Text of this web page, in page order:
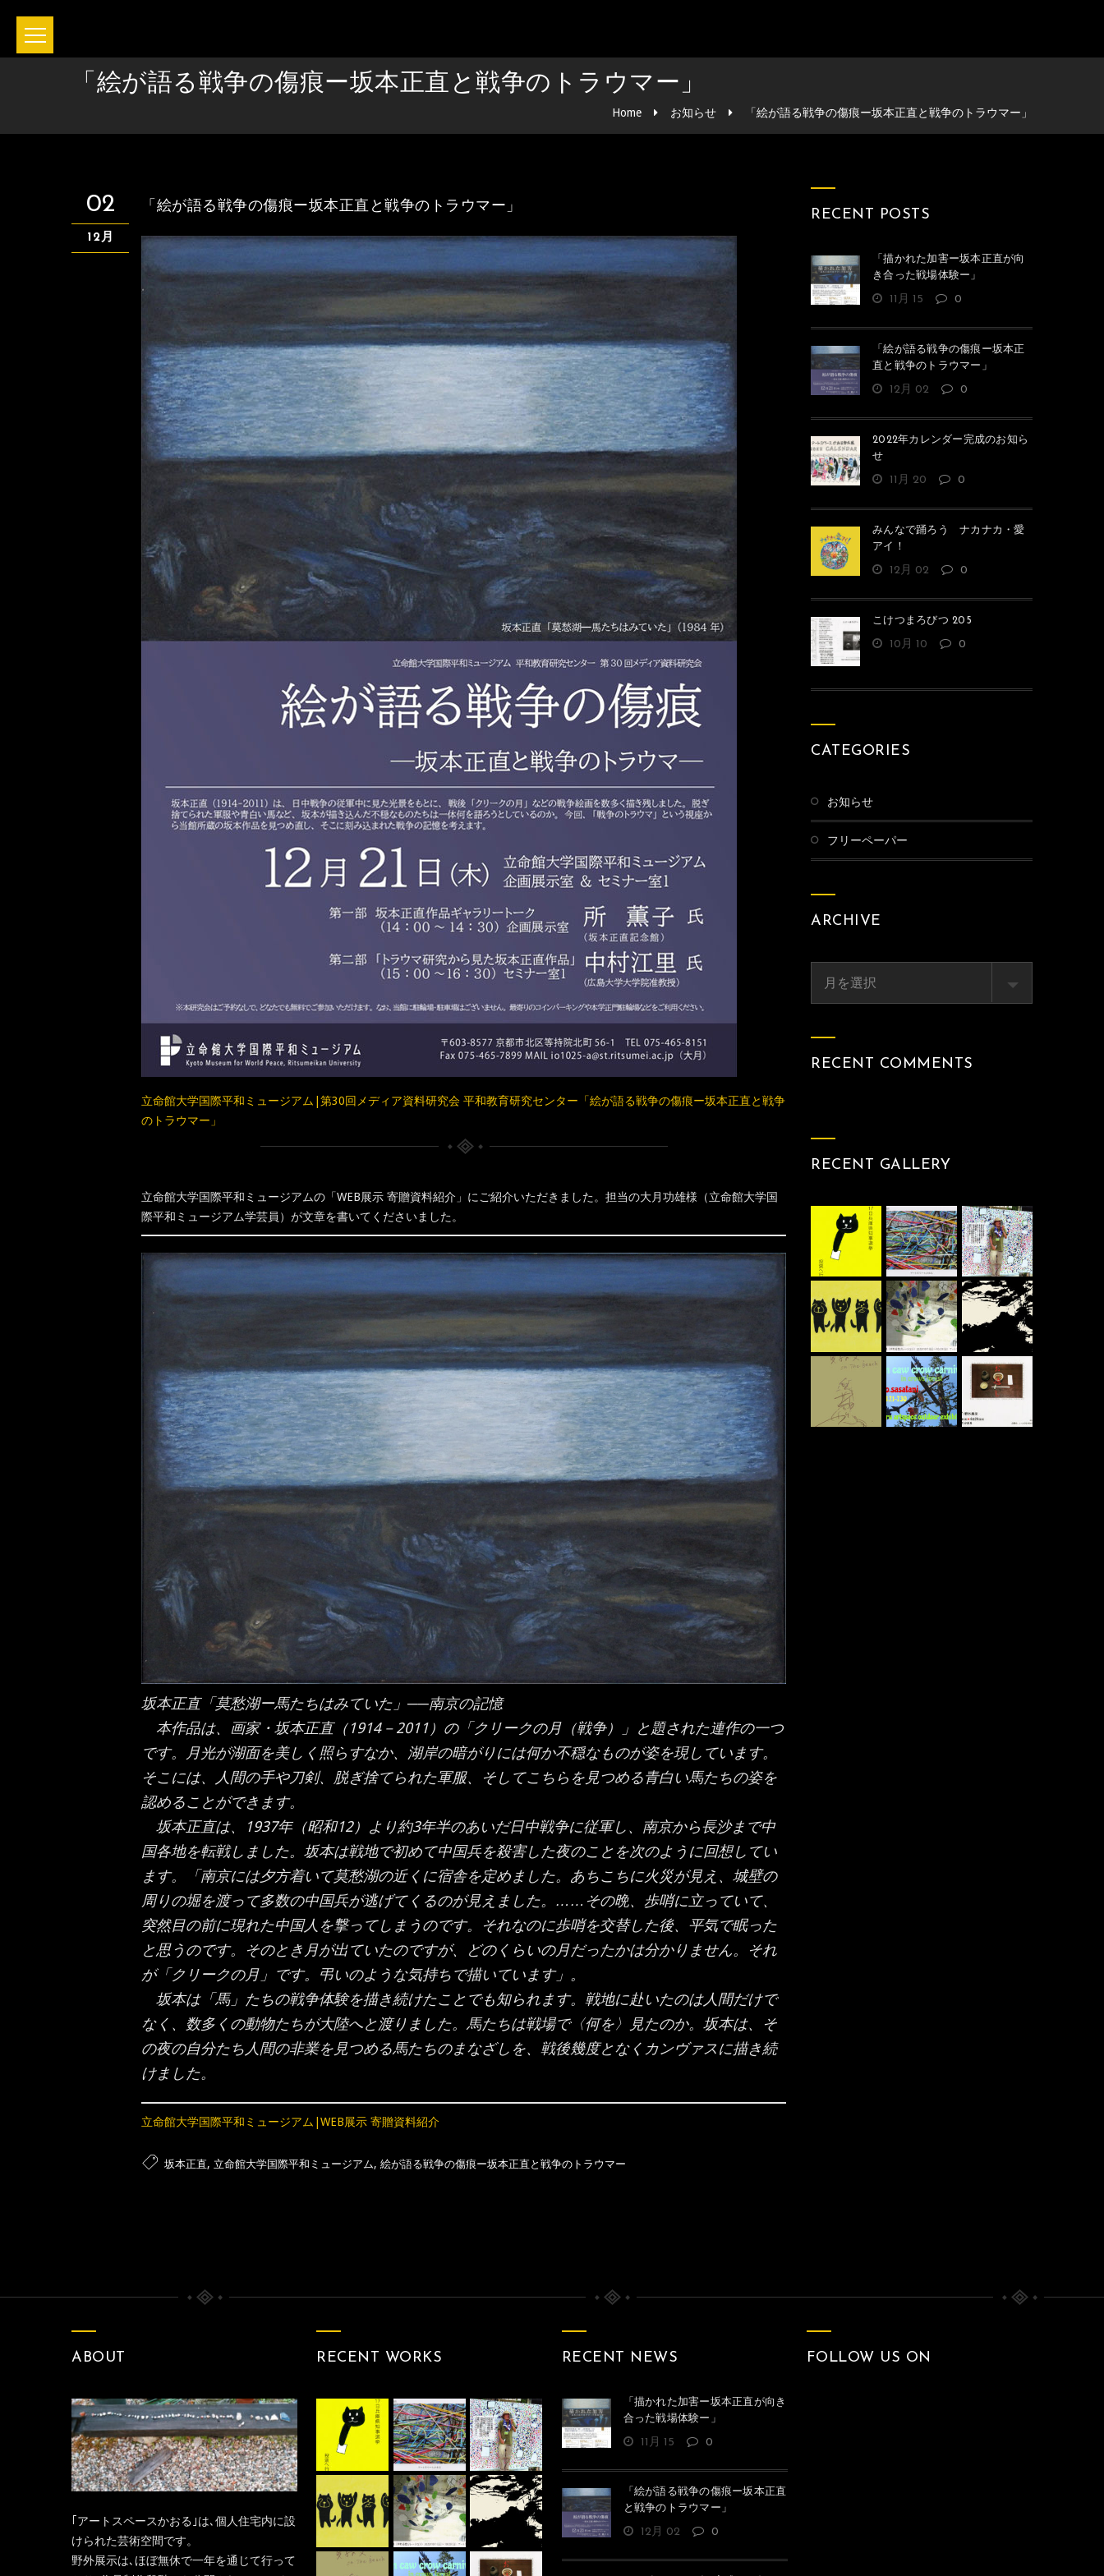
「絵が語る戦争の傷痕ー坂本正直と戦争のトラウマー」
Home お知らせ 「絵が語る戦争の傷痕ー坂本正直と戦争のトラウマー」
02
12月
「絵が語る戦争の傷痕ー坂本正直と戦争のトラウマー」
立命館大学国際平和ミュージアム|第30回メディア資料研究会 平和教育研究センター「絵が語る戦争の傷痕ー坂本正直と戦争
のトラウマー」
立命館大学国際平和ミュージアムの「WEB展示 寄贈資料紹介」にご紹介いただきました。担当の大月功雄様（立命館大学国
際平和ミュージアム学芸員）が文章を書いてくださいました。
坂本正直「莫愁湖ー馬たちはみていた」──南京の記憶
本作品は、画家・坂本正直（1914－2011）の「クリークの月（戦争）」と題された連作の一つ
です。月光が湖面を美しく照らすなか、湖岸の暗がりには何か不穏なものが姿を現しています。
そこには、人間の手や刀剣、脱ぎ捨てられた軍服、そしてこちらを見つめる青白い馬たちの姿を
認めることができます。
坂本正直は、1937年（昭和12）より約3年半のあいだ日中戦争に従軍し、南京から長沙まで中
国各地を転戦しました。坂本は戦地で初めて中国兵を殺害した夜のことを次のように回想してい
ます。「南京には夕方着いて莫愁湖の近くに宿舎を定めました。あちこちに火災が見え、城壁の
周りの堀を渡って多数の中国兵が逃げてくるのが見えました。……その晩、歩哨に立っていて、
突然目の前に現れた中国人を撃ってしまうのです。それなのに歩哨を交替した後、平気で眠った
と思うのです。そのとき月が出ていたのですが、どのくらいの月だったかは分かりません。それ
が「クリークの月」です。弔いのような気持ちで描いています」。
坂本は「馬」たちの戦争体験を描き続けたことでも知られます。戦地に赴いたのは人間だけで
なく、数多くの動物たちが大陸へと渡りました。馬たちは戦場で〈何を〉見たのか。坂本は、そ
の夜の自分たち人間の非業を見つめる馬たちのまなざしを、戦後幾度となくカンヴァスに描き続
けました。
立命館大学国際平和ミュージアム|WEB展示 寄贈資料紹介
坂本正直, 立命館大学国際平和ミュージアム, 絵が語る戦争の傷痕ー坂本正直と戦争のトラウマー
RECENT POSTS
「描かれた加害ー坂本正直が向
き合った戦場体験ー」
11月 15 0
「絵が語る戦争の傷痕ー坂本正
直と戦争のトラウマー」
12月 02 0
2022年カレンダー完成のお知ら
せ
11月 20 0
みんなで踊ろう ナカナカ・愛
アイ！
12月 02 0
こけつまろびつ 205
10月 10 0
CATEGORIES
お知らせ
フリーペーパー
ARCHIVE
RECENT COMMENTS
RECENT GALLERY
ABOUT
｢アートスペースかおる｣は､個人住宅内に設
けられた芸術空間です。
野外展示は､ほぼ無休で一年を通じて行って
RECENT WORKS RECENT NEWS
「描かれた加害ー坂本正直が向き
合った戦場体験ー」
11月 15 0
「絵が語る戦争の傷痕ー坂本正直
と戦争のトラウマー」
12月 02 0
FOLLOW US ON